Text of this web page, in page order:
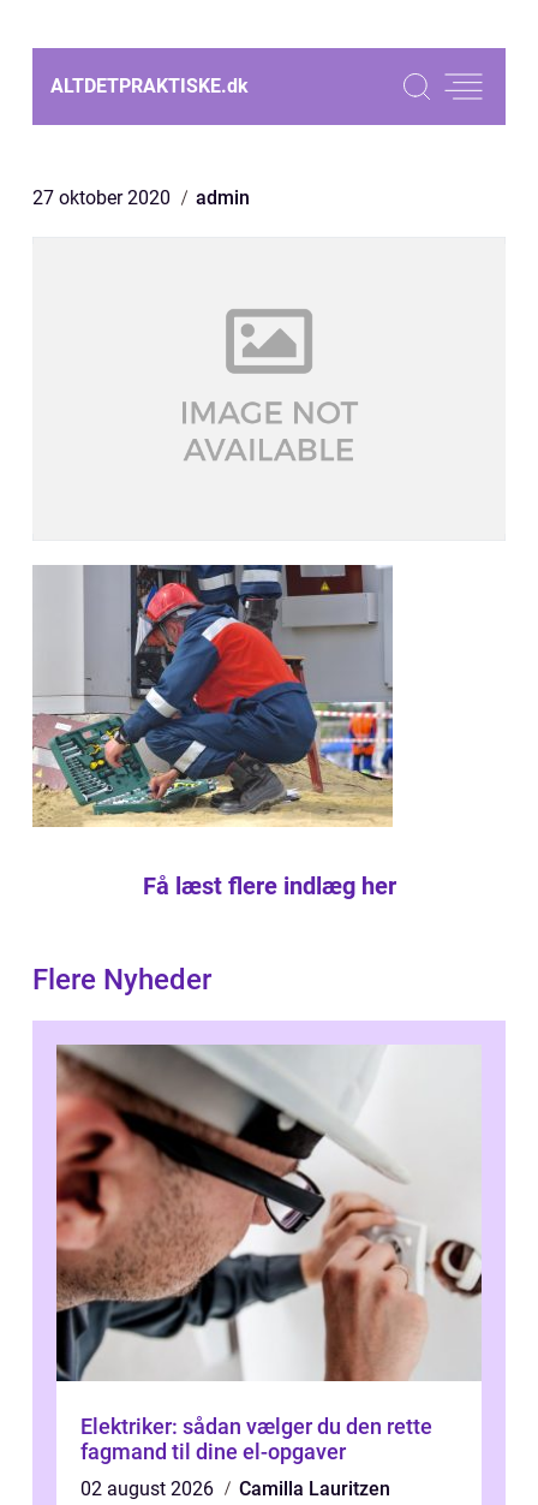
ALTDETPRAKTISKE.dk
27 oktober 2020 admin
Få læst flere indlæg her
Flere Nyheder
Elektriker: sådan vælger du den rette
fagmand til dine el-opgaver
02 august 2026
Camilla Lauritzen